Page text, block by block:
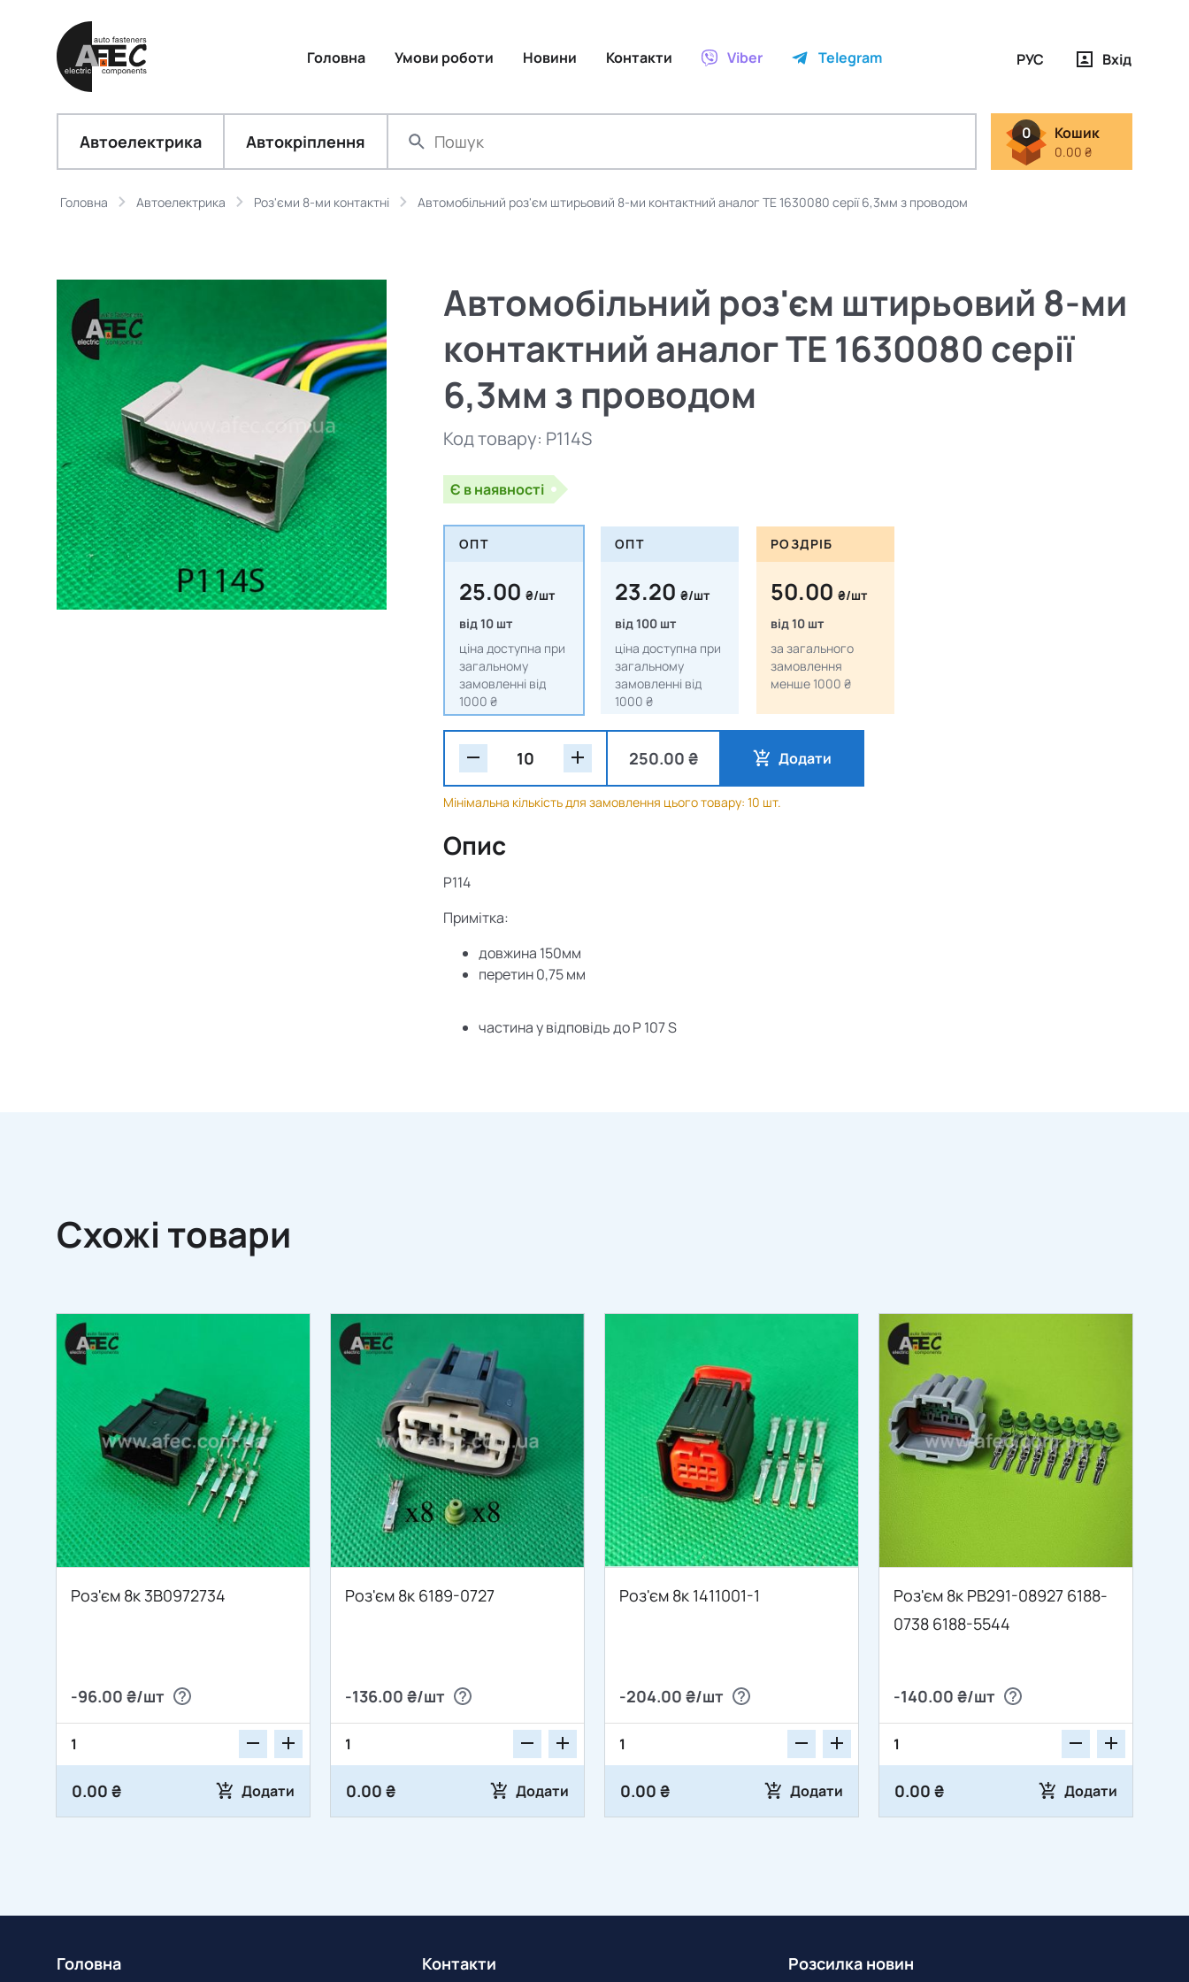
Головна Умови роботи Новини Контакти Viber Telegram РУС Вхід
Автоелектрика Автокріплення 0 Кошик
0.00 ₴
Головна Автоелектрика Роз'єми 8-ми контактні Автомобільний роз'єм штирьовий 8-ми контактний аналог TE 1630080 серії 6,3мм з проводом
Автомобільний роз'єм штирьовий 8-ми
контактний аналог TE 1630080 серії
6,3мм з проводом
Код товару: P114S
Є в наявності
ОПТ
25.00₴/шт
від 10 шт
ціна доступна при
загальному
замовленні від
1000 ₴
ОПТ
23.20₴/шт
від 100 шт
ціна доступна при
загальному
замовленні від
1000 ₴
РОЗДРІБ
50.00₴/шт
від 10 шт
за загального
замовлення
менше 1000 ₴
250.00 ₴ Додати
Мінімальна кількість для замовлення цього товару: 10 шт.
Опис
P114
Примітка:
довжина 150мм
перетин 0,75 мм
частина у відповідь доP107S
Схожі товари
Роз'єм 8к 3B0972734
-96.00 ₴/шт
0.00 ₴ Додати
Роз'єм 8к 6189-0727
-136.00 ₴/шт
0.00 ₴ Додати
Роз'єм 8к 1411001-1
-204.00 ₴/шт
0.00 ₴ Додати
Роз'єм 8к PB291-08927 6188-
0738 6188-5544
-140.00 ₴/шт
0.00 ₴ Додати
Головна Контакти Розсилка новин